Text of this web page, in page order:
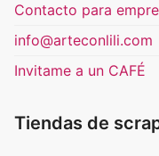
Contacto para
info@arteconlili.com
Invitame a un CAFÉ
Tiendas de